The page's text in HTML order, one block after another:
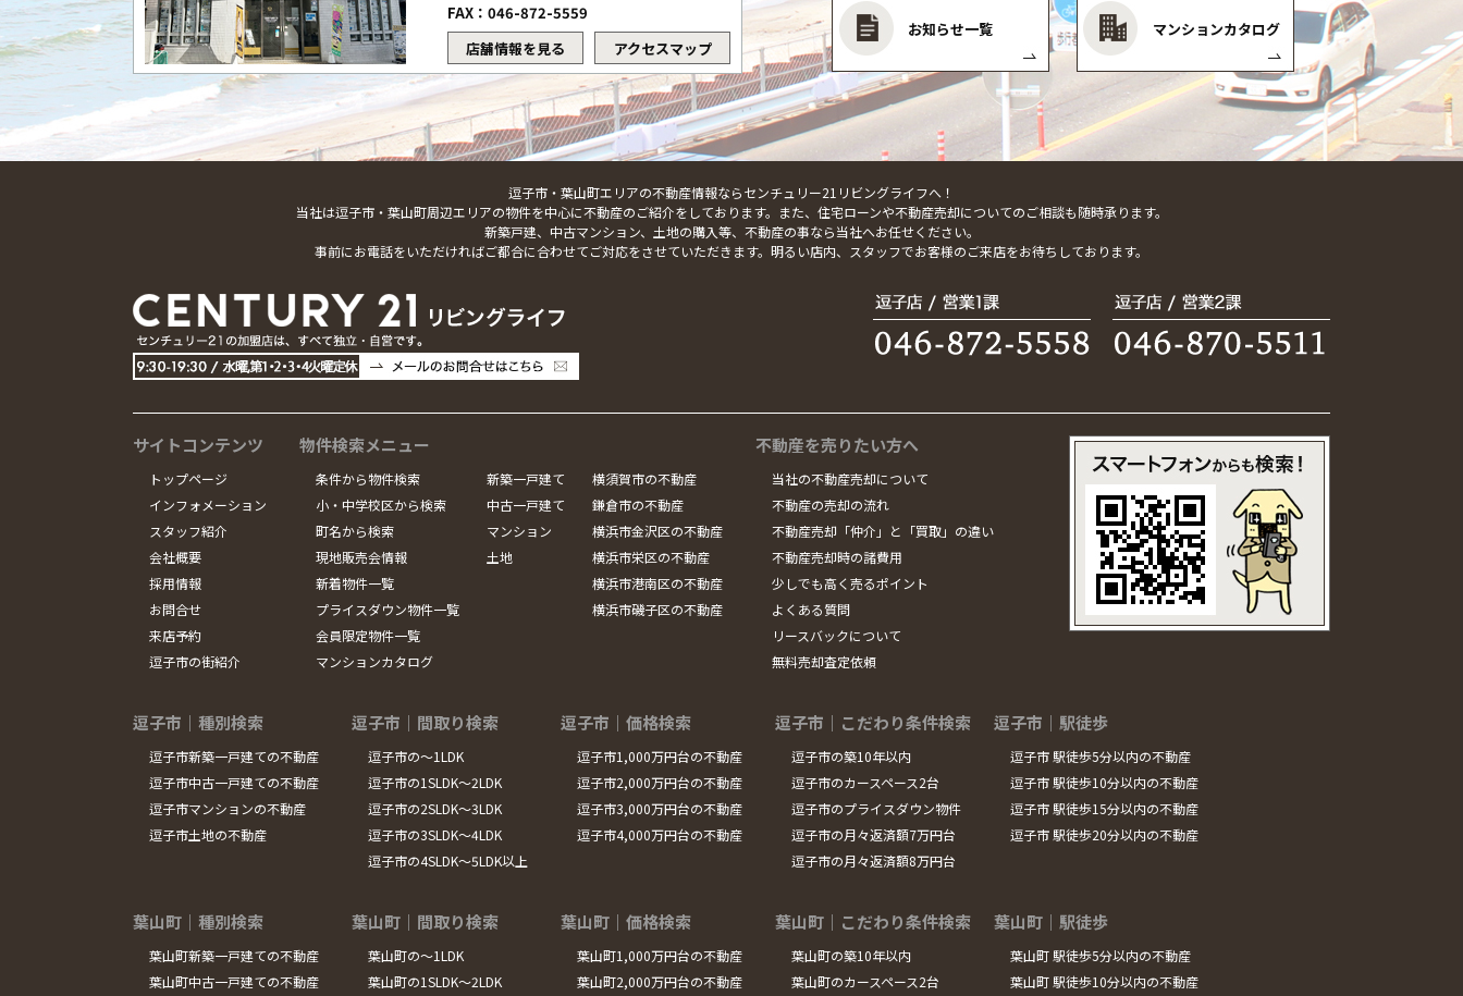
FAX：046-872-5559
店舗情報を見る
アクセスマップ
お知らせ一覧 マンションカタログ
逗子市・葉山町エリアの不動産情報ならセンチュリー21リビングライフへ！
当社は逗子市・葉山町周辺エリアの物件を中心に不動産のご紹介をしております。また、住宅ローンや不動産売却についてのご相談も随時承ります。
新築戸建、中古マンション、土地の購入等、不動産の事なら当社へお任せください。
事前にお電話をいただければご都合に合わせてご対応をさせていただきます。明るい店内、スタッフでお客様のご来店をお待ちしております。
サイトコンテンツ
トップページ
インフォメーション
スタッフ紹介
会社概要
採用情報
お問合せ
来店予約
逗子市の街紹介
物件検索メニュー
条件から物件検索
小・中学校区から検索
町名から検索
現地販売会情報
新着物件一覧
プライスダウン物件一覧
会員限定物件一覧
マンションカタログ
新築一戸建て
中古一戸建て
マンション
土地
横須賀市の不動産
鎌倉市の不動産
横浜市金沢区の不動産
横浜市栄区の不動産
横浜市港南区の不動産
横浜市磯子区の不動産
不動産を売りたい方へ
当社の不動産売却について
不動産の売却の流れ
不動産売却「仲介」と「買取」の違い
不動産売却時の諸費用
少しでも高く売るポイント
よくある質問
リースバックについて
無料売却査定依頼
逗子市｜種別検索
逗子市新築一戸建ての不動産
逗子市中古一戸建ての不動産
逗子市マンションの不動産
逗子市土地の不動産
逗子市｜間取り検索
逗子市の～1LDK
逗子市の1SLDK～2LDK
逗子市の2SLDK～3LDK
逗子市の3SLDK～4LDK
逗子市の4SLDK～5LDK以上
逗子市｜価格検索
逗子市1,000万円台の不動産
逗子市2,000万円台の不動産
逗子市3,000万円台の不動産
逗子市4,000万円台の不動産
逗子市｜こだわり条件検索
逗子市の築10年以内
逗子市のカースペース2台
逗子市のプライスダウン物件
逗子市の月々返済額7万円台
逗子市の月々返済額8万円台
逗子市｜駅徒歩
逗子市 駅徒歩5分以内の不動産
逗子市 駅徒歩10分以内の不動産
逗子市 駅徒歩15分以内の不動産
逗子市 駅徒歩20分以内の不動産
葉山町｜種別検索
葉山町新築一戸建ての不動産
葉山町中古一戸建ての不動産
葉山町｜間取り検索
葉山町の～1LDK
葉山町の1SLDK～2LDK
葉山町｜価格検索
葉山町1,000万円台の不動産
葉山町2,000万円台の不動産
葉山町｜こだわり条件検索
葉山町の築10年以内
葉山町のカースペース2台
葉山町｜駅徒歩
葉山町 駅徒歩5分以内の不動産
葉山町 駅徒歩10分以内の不動産